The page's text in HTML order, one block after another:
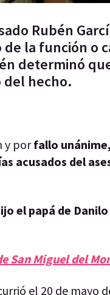
Rubén
la función o
determinó
del hecho.
y porfallo
acusados del
el papá de
San Miguel del
el 20 de mayo